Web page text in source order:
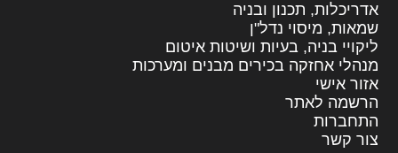
אדריכלות, תכנון ובניה
שמאות, מיסוי נדל"ן
ליקויי בניה, בעיות ושיטות איטום
מנהלי אחזקה בכירים מבנים ומערכות
אזור אישי
הרשמה לאתר
התחברות
צור קשר